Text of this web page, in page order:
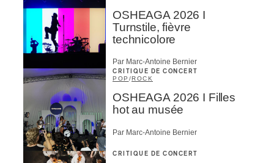
OSHEAGA 2026 I
Turnstile, fièvre
technicolore
Par Marc-Antoine Bernier
CRITIQUE DE CONCERT
POP /ROCK
OSHEAGA 2026 I Filles
hot au musée
Par Marc-Antoine Bernier
CRITIQUE DE CONCERT